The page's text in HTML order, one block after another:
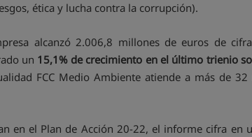
ética y lucha contra la corrupción).
alcanzó 2.006,8 millones de euros de
un 15,1% de crecimiento en el último trienio
FCC Medio Ambiente atiende a más de
en el Plan de Acción 20-22, el informe cifra en